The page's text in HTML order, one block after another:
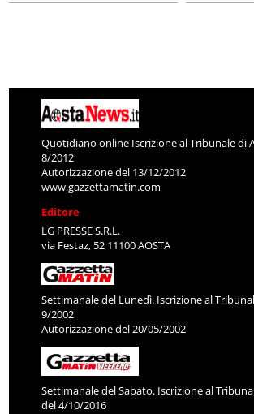
Quotidiano online Iscrizione al Tribunale di
8/2012
Autorizzazione del 13/12/2012
www.gazzettamatin.com
Editore
LG PRESSE S.R.L.
via Festaz, 52 11100 AOSTA
Settimanale del Lunedì. Iscrizione al
9/2002
Autorizzazione del 20/05/2002
Settimanale del Sabato. Iscrizione al
del 4/10/2016